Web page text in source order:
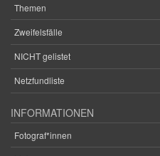
Themen
Zweifelsfälle
NICHT gelistet
Netzfundliste
INFORMATIONEN
Fotograf*innen